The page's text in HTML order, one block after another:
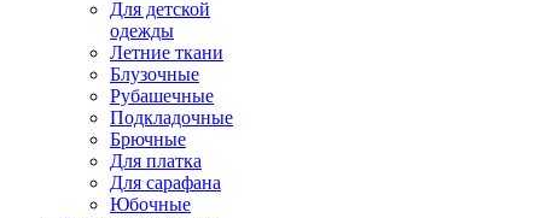
Для детской
одежды
Летние ткани
Блузочные
Рубашечные
Подкладочные
Брючные
Для платка
Для сарафана
Юбочные